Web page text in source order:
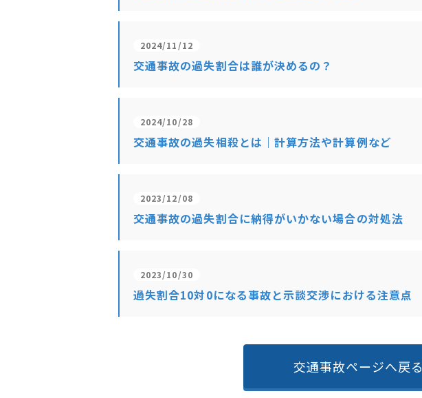
2024/11/12
交通事故の過失割合は誰が決めるの？
2024/10/28
交通事故の過失相殺とは｜計算方法や計算例など
2023/12/08
交通事故の過失割合に納得がいかない場合の対処法
2023/10/30
過失割合10対0になる事故と示談交渉における注意点
交通事故ページへ戻る